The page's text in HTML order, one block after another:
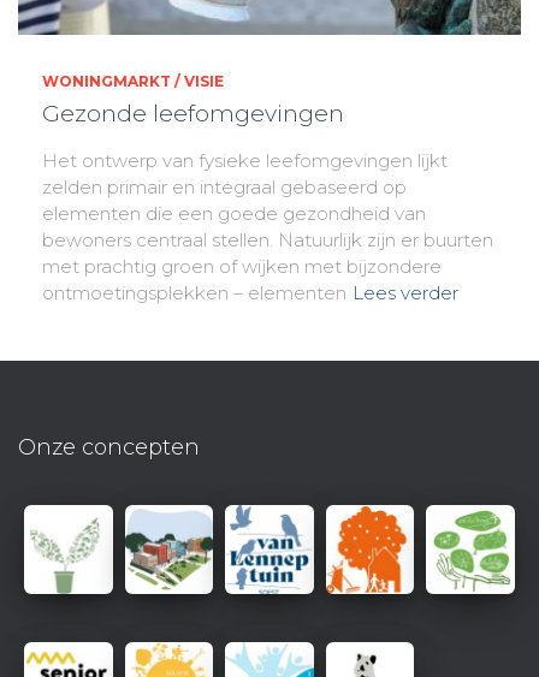
WONINGMARKT / VISIE
Gezonde leefomgevingen
Het ontwerp van fysieke leefomgevingen lijkt
zelden primair en integraal gebaseerd op
elementen die een goede gezondheid van
bewoners centraal stellen. Natuurlijk zijn er buurten
met prachtig groen of wijken met bijzondere
ontmoetingsplekken – elementen Lees verder
Onze concepten